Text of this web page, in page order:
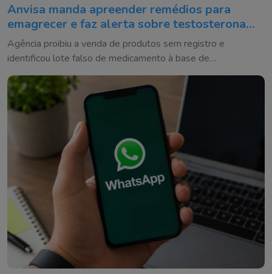
Anvisa manda apreender remédios para
emagrecer e faz alerta sobre testosterona
falsificada
Agência proibiu a venda de produtos sem registro e
identificou lote falso de medicamento à base de
testosterona